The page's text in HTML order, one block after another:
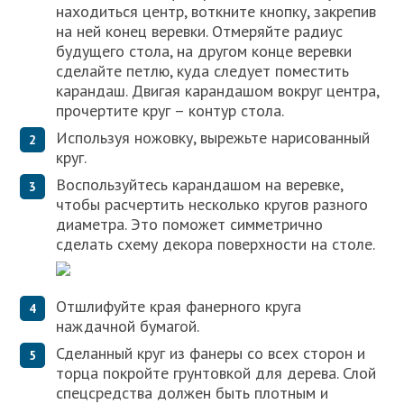
находиться центр, воткните кнопку, закрепив
на ней конец веревки. Отмеряйте радиус
будущего стола, на другом конце веревки
сделайте петлю, куда следует поместить
карандаш. Двигая карандашом вокруг центра,
прочертите круг – контур стола.
Используя ножовку, вырежьте нарисованный
круг.
Воспользуйтесь карандашом на веревке,
чтобы расчертить несколько кругов разного
диаметра. Это поможет симметрично
сделать схему декора поверхности на столе.
Отшлифуйте края фанерного круга
наждачной бумагой.
Сделанный круг из фанеры со всех сторон и
торца покройте грунтовкой для дерева. Слой
спецсредства должен быть плотным и